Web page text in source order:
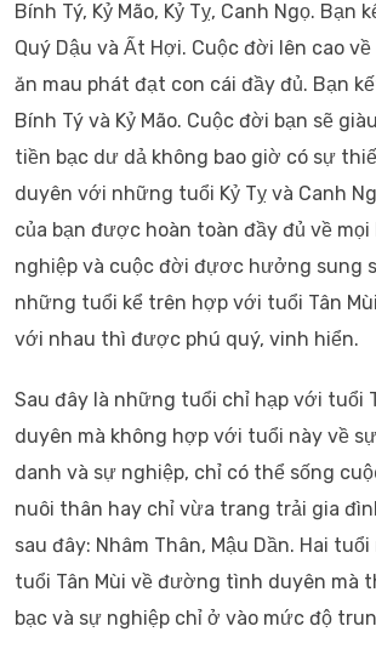
Bính Tý, Kỷ Mão, Kỷ Tỵ, Canh Ngọ. Bạn
Quý Dậu và Ất Hợi. Cuộc đời lên cao
ăn mau phát đạt con cái đầy đủ. Bạn
Bính Tý và Kỷ Mão. Cuộc đời bạn sẽ
tiền bạc dư dả không bao giờ có sự
duyên với những tuổi Kỷ Tỵ và Canh
của bạn được hoàn toàn đầy đủ về
nghiệp và cuộc đời đựơc hưởng sung
những tuổi kể trên hợp với tuổi Tân
với nhau thì được phú quý, vinh hiển.
Sau đây là những tuổi chỉ hạp với tuổi
duyên mà không hợp với tuổi này về
danh và sự nghiệp, chỉ có thể sống
nuôi thân hay chỉ vừa trang trải gia
sau đây: Nhâm Thân, Mậu Dần. Hai
tuổi Tân Mùi về đường tình duyên mà
bạc và sự nghiệp chỉ ở vào mức độ